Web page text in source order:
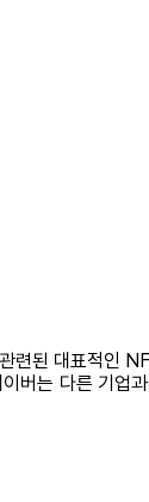
된 대표적인
버는 다른 기업